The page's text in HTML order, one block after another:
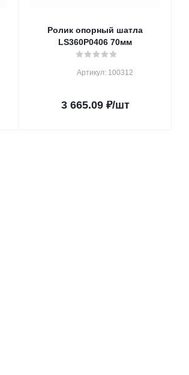
Ролик опорный шатла
LS360P0406 70мм
Артикул: 100312
3 665.09₽/шт